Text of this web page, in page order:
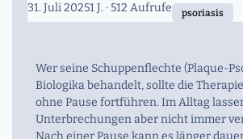
31. Juli 20251 J. · 512 Aufrufe psoriasis
Wer seine Schuppenflechte (Plaque-
Biologika behandelt, sollte die
ohne Pause fortführen. Im Alltag
Unterbrechungen aber nicht immer